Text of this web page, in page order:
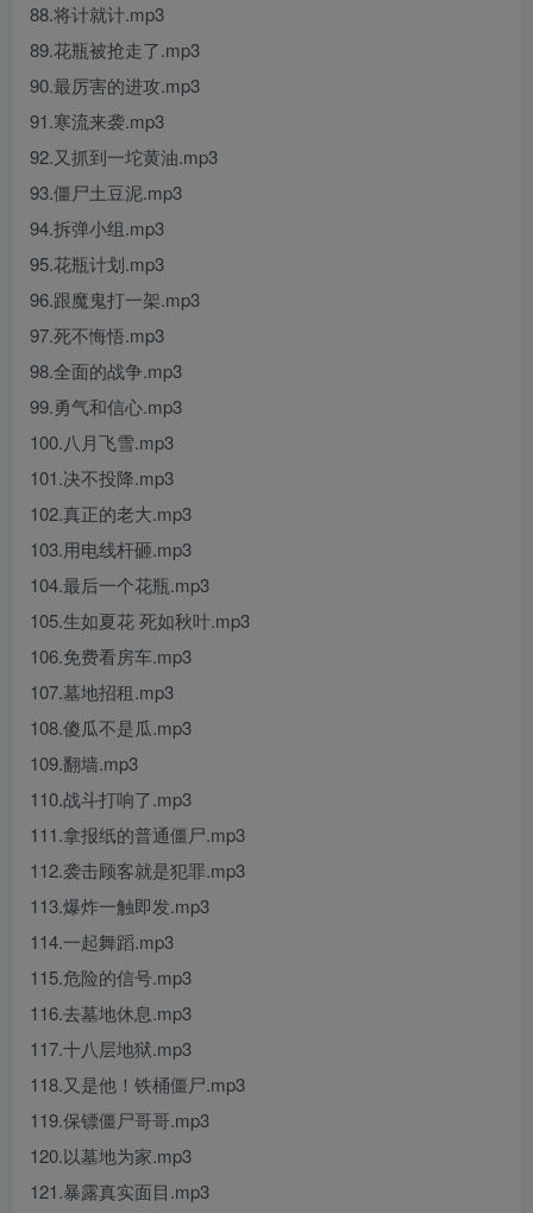
88.将计就计.mp3
89.花瓶被抢走了.mp3
90.最厉害的进攻.mp3
91.寒流来袭.mp3
92.又抓到一坨黄油.mp3
93.僵尸土豆泥.mp3
94.拆弹小组.mp3
95.花瓶计划.mp3
96.跟魔鬼打一架.mp3
97.死不悔悟.mp3
98.全面的战争.mp3
99.勇气和信心.mp3
100.八月飞雪.mp3
101.决不投降.mp3
102.真正的老大.mp3
103.用电线杆砸.mp3
104.最后一个花瓶.mp3
105.生如夏花 死如秋叶.mp3
106.免费看房车.mp3
107.墓地招租.mp3
108.傻瓜不是瓜.mp3
109.翻墙.mp3
110.战斗打响了.mp3
111.拿报纸的普通僵尸.mp3
112.袭击顾客就是犯罪.mp3
113.爆炸一触即发.mp3
114.一起舞蹈.mp3
115.危险的信号.mp3
116.去墓地休息.mp3
117.十八层地狱.mp3
118.又是他！铁桶僵尸.mp3
119.保镖僵尸哥哥.mp3
120.以墓地为家.mp3
121.暴露真实面目.mp3